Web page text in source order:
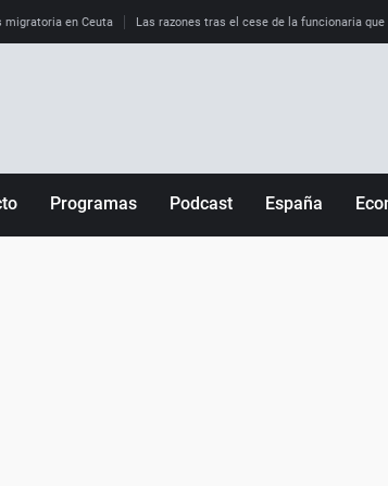
migratoria en Ceuta Las razones tras el cese de la funcionaria
Programas Podcast España